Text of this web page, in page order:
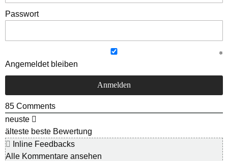
Passwort
Angemeldet bleiben
85 Comments
neuste
älteste beste Bewertung
Inline Feedbacks
Alle Kommentare ansehen